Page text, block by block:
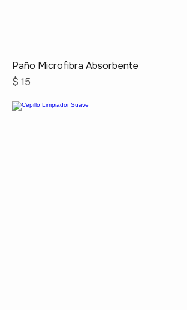
Paño Microfibra Absorbente
Precio
$ 15